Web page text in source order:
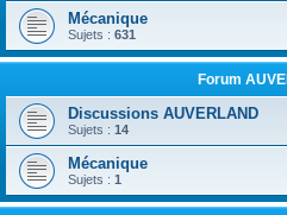
Mécanique
Sujets : 631
Forum
Discussions AUVERLAND
Sujets : 14
Mécanique
Sujets : 1